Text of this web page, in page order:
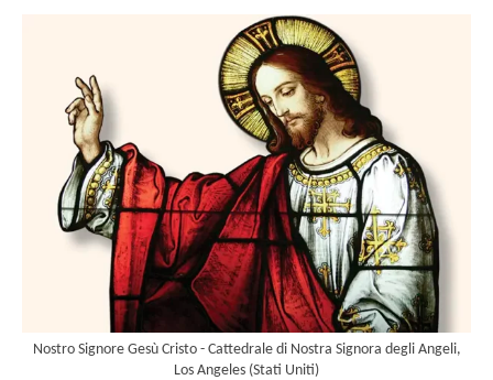
Nostro Signore Gesù Cristo - Cattedrale di Nostra Signora degli Angeli,
Los Angeles (Stati Uniti)